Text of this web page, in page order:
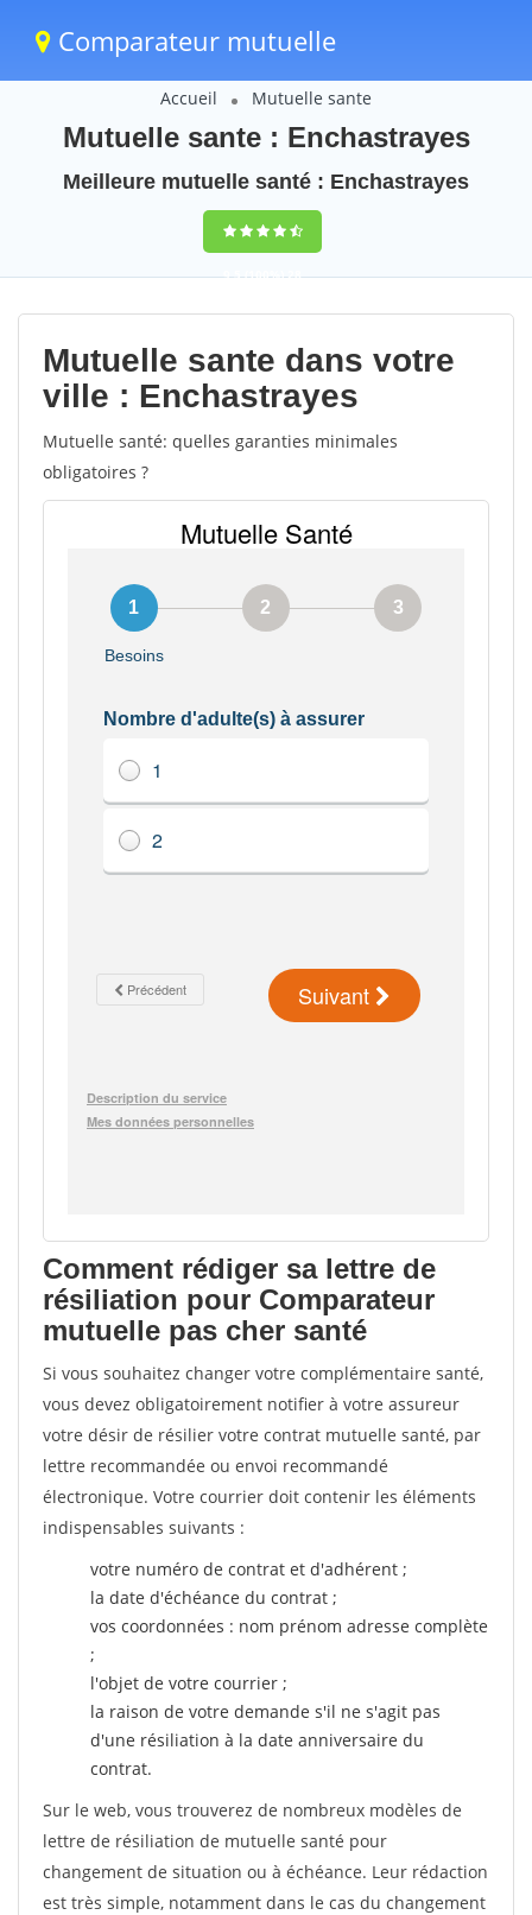
Comparateur mutuelle
Accueil Mutuelle sante
Mutuelle sante : Enchastrayes
Meilleure mutuelle santé : Enchastrayes
9,5(100%)28
votes
Mutuelle sante dans votre
ville : Enchastrayes
Mutuelle santé: quelles garanties minimales
obligatoires ?
Comment rédiger sa lettre de
résiliation pour Comparateur
mutuelle pas cher santé
Si vous souhaitez changer votre complémentaire santé,
vous devez obligatoirement notifier à votre assureur
votre désir de résilier votre contrat mutuelle santé, par
lettre recommandée ou envoi recommandé
électronique. Votre courrier doit contenir les éléments
indispensables suivants :
votre numéro de contrat et d'adhérent ;
la date d'échéance du contrat ;
vos coordonnées : nom prénom adresse complète
;
l'objet de votre courrier ;
la raison de votre demande s'il ne s'agit pas
d'une résiliation à la date anniversaire du
contrat.
Sur le web, vous trouverez de nombreux modèles de
lettre de résiliation de mutuelle santé pour
changement de situation ou à échéance. Leur rédaction
est très simple, notamment dans le cas du changement